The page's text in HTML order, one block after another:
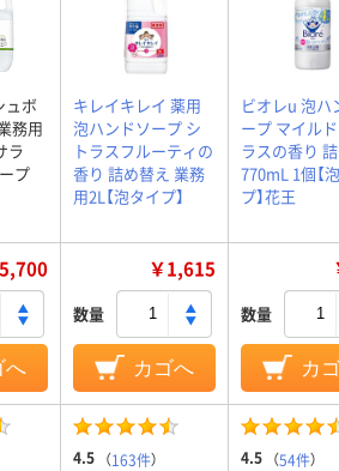
ュボ
務用
ラ
プ
キレイキレイ 薬用
泡ハンドソープ シ
トラスフルーティの
香り 詰め替え 業務
用2L【泡タイプ】
ビオレu 泡ハ
ープ マイル
ラスの香り
770mL 1個【
プ】花王
へ
￥1,615
数量
カゴへ
数量
カ
4.5 （163件） 4.5 （54件）